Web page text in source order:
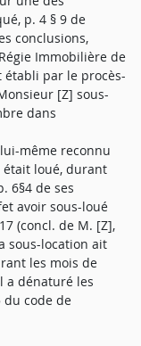
p. 4 § 9 de
conclusions,
Immobilière de
par le procès-
[Z] sous-
dans
même reconnu
était loué, durant
6§4 de ses
avoir sous-loué
(concl. de M. [Z],
sous-location ait
les mois de
a dénaturé les
code de